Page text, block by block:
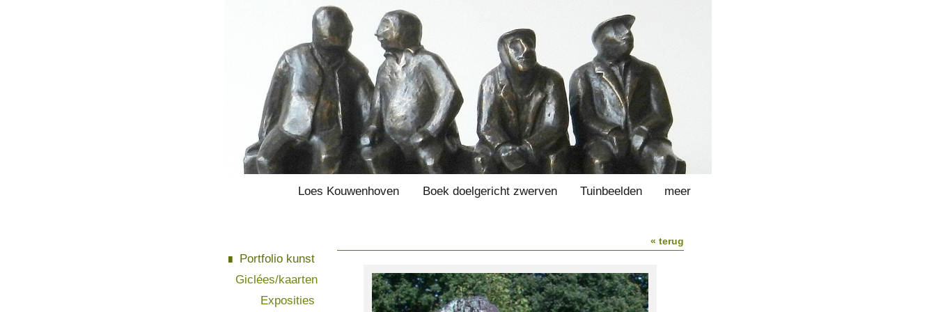
Loes Kouwenhoven Boek doelgericht zwerven Tuinbeelden meer
Portfolio kunst
Giclées/kaarten
Exposities
« terug